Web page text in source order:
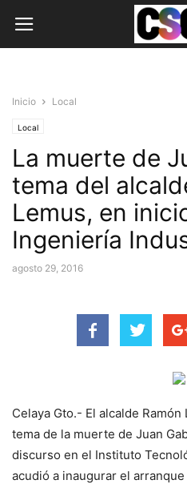
Inicio Local
Local
La muerte de
tema del
Lemus, en
Ingeniería
agosto 29, 2016
Celaya Gto.- El alcalde
tema de la muerte de Juan
discurso en el Instituto
acudió a inaugurar el